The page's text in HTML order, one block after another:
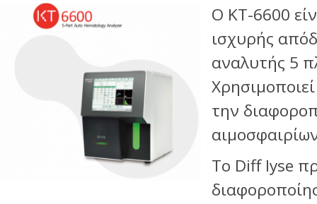
Ο ΚΤ-6600
ισχυρής
αναλυτής 5
την
Το Diff lyse